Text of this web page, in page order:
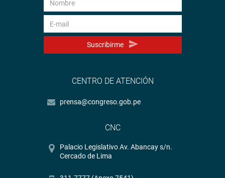
Suscribirme
CENTRO DE ATENCIÓN
prensa@congreso.gob.pe
CNC
Palacio Legislativo Av. Abancay s/n.
Cercado de Lima